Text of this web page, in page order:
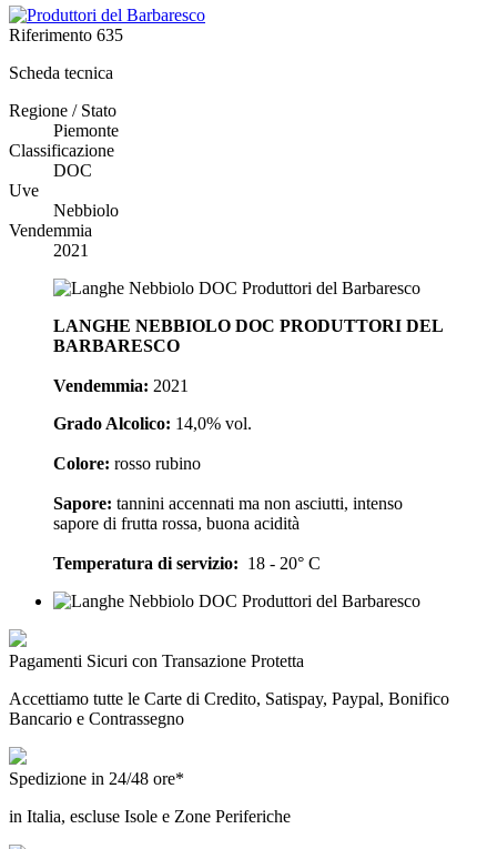
Riferimento 635
Scheda tecnica
Regione / Stato
Piemonte
Classificazione
DOC
Uve
Nebbiolo
Vendemmia
2021
LANGHE NEBBIOLO DOC PRODUTTORI DEL
BARBARESCO
Vendemmia: 2021
Grado Alcolico: 14,0% vol.
Colore: rosso rubino
Sapore: tannini accennati ma non asciutti, intenso
sapore di frutta rossa, buona acidità
Temperatura di servizio: 18 - 20° C
Pagamenti Sicuri con Transazione Protetta
Accettiamo tutte le Carte di Credito, Satispay, Paypal, Bonifico
Bancario e Contrassegno
Spedizione in 24/48 ore*
in Italia, escluse Isole e Zone Periferiche